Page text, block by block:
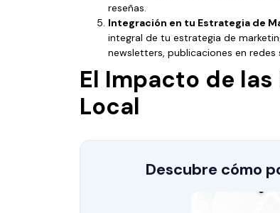
reseñas.
Integración en tu Estrategia de
integral de tu estrategia de
newsletters, publicaciones en
El Impacto de las
Local
Descubre cómo